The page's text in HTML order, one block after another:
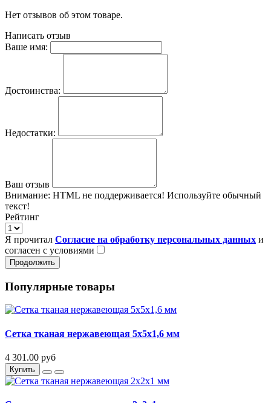
Нет отзывов об этом товаре.
Написать отзыв
Ваше имя:
Достоинства:
Недостатки:
Ваш отзыв
Внимание: HTML не поддерживается! Используйте обычный
текст!
Рейтинг
Я прочитал Согласие на обработку персональных данных и
согласен с условиями
Продолжить
Популярные товары
Сетка тканая нержавеющая 5х5х1,6 мм
4 301.00 руб
Купить